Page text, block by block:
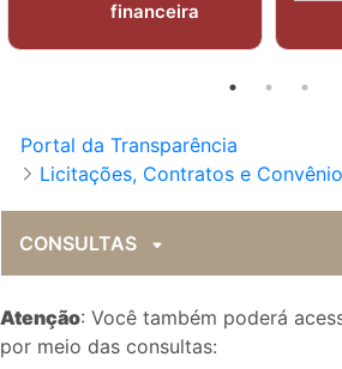
financeira
Portal da Transparência
Licitações, Contratos e
CONSULTAS
Atenção: Você também poderá
por meio das consultas: